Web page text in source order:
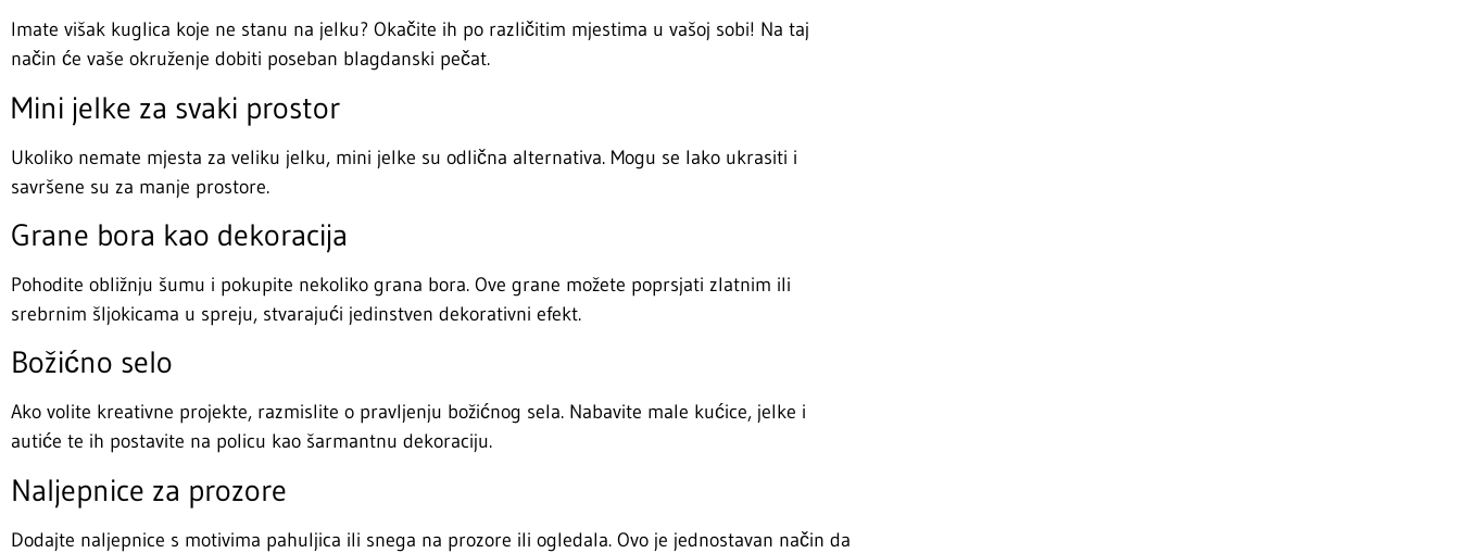
Imate višak kuglica koje ne stanu na jelku? Okačite ih po različitim mjestima u vašoj sobi! Na taj
način će vaše okruženje dobiti poseban blagdanski pečat.
Mini jelke za svaki prostor
Ukoliko nemate mjesta za veliku jelku, mini jelke su odlična alternativa. Mogu se lako ukrasiti i
savršene su za manje prostore.
Grane bora kao dekoracija
Pohodite obližnju šumu i pokupite nekoliko grana bora. Ove grane možete poprsjati zlatnim ili
srebrnim šljokicama u spreju, stvarajući jedinstven dekorativni efekt.
Božićno selo
Ako volite kreativne projekte, razmislite o pravljenju božićnog sela. Nabavite male kućice, jelke i
autiće te ih postavite na policu kao šarmantnu dekoraciju.
Naljepnice za prozore
Dodajte naljepnice s motivima pahuljica ili snega na prozore ili ogledala. Ovo je jednostavan način da